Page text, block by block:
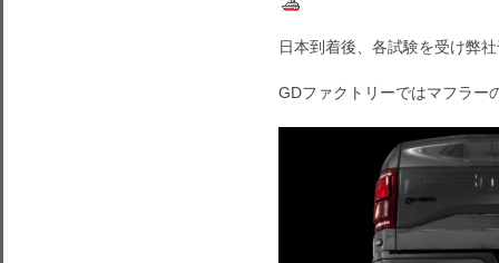
日本到着後、各試験を受け弊
GDファクトリーではマフラー